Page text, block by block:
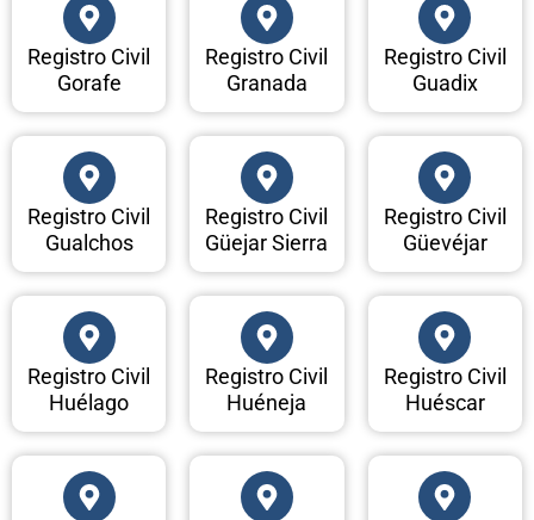
Registro Civil
Gorafe
Registro Civil
Granada
Registro Civil
Guadix
Registro Civil
Gualchos
Registro Civil
Güejar Sierra
Registro Civil
Güevéjar
Registro Civil
Huélago
Registro Civil
Huéneja
Registro Civil
Huéscar